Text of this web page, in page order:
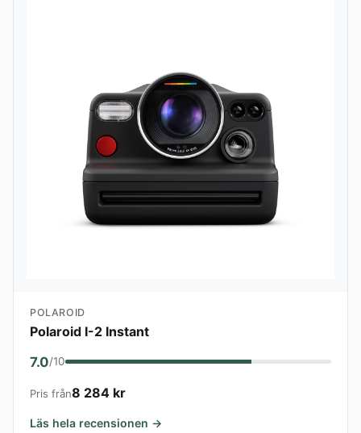
POLAROID
Polaroid I-2 Instant
7.0/10
Pris från8 284 kr
Läs hela recensionen →